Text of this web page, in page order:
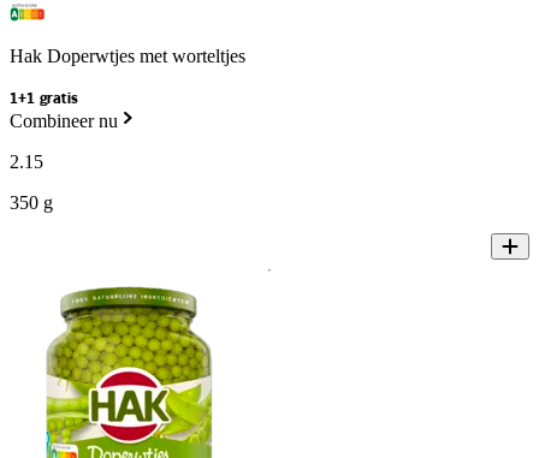
Hak Doperwtjes met worteltjes
1+1 gratis
Combineer nu
2.15
350 g